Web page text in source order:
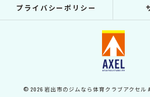
プライバシーポリシー
© 2026 岩出市のジムなら体育クラブアクセル ALL